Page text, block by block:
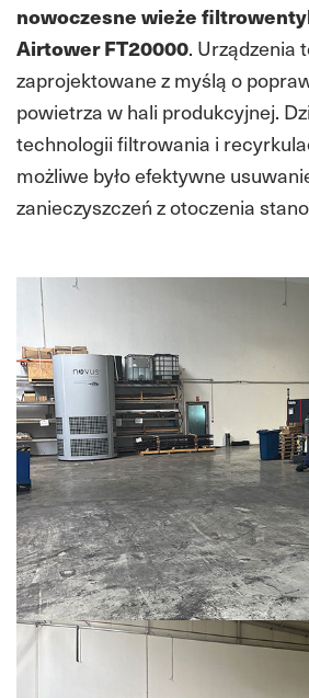
nowoczesne wieże
Airtower FT20000. Urządzenia
zaprojektowane z myślą o
powietrza w hali produkcyjnej.
technologii filtrowania i
możliwe było efektywne
zanieczyszczeń z otoczenia